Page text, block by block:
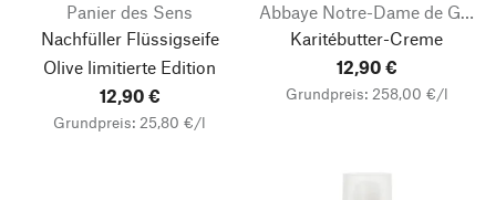
Panier des Sens
Nachfüller Flüssigseife
Olive limitierte Edition
12,90 €
Grundpreis: 25,80 €/l
Abbaye Notre-Dame de Ganagobie
Karitébutter-Creme
12,90 €
Grundpreis: 258,00 €/l